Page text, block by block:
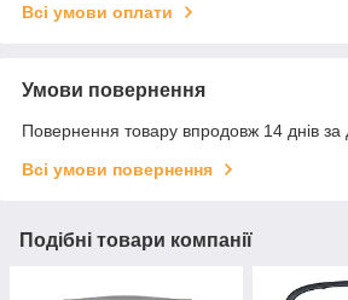
Всі умови оплати
Умови повернення
Повернення товару впродовж 14 днів за
Всі умови повернення
Подібні товари компанії